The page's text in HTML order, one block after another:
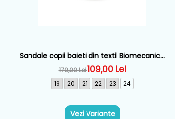
Sandale copii baieti din textil Biomecanics,
Albastru - 262185-A556
179,00 Lei109,00 Lei
19 20 21 22 23 24
Vezi Variante